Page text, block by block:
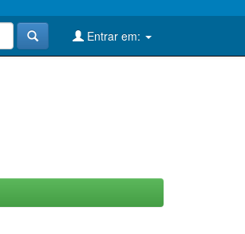
Entrar em: